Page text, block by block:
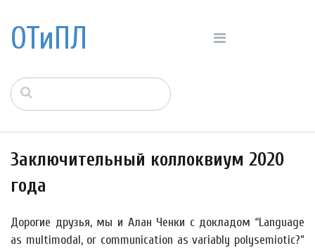
ОТиПЛ
Заключительный коллоквиум 2020
года
Дорогие друзья, мы и Алан Ченки с докладом “Language
as multimodal, or communication as variably polysemiotic?”